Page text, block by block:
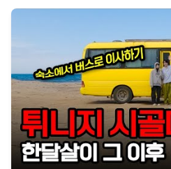
소, 형태의 집을 이동하면서 사는